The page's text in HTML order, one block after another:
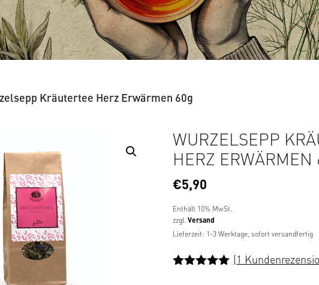
Kräutertee Herz Erwärmen 60g
WURZELSEPP
HERZ ERWÄRMEN
€5,90
Enthält 10% MwSt.
zzgl. Versand
Lieferzeit: 1-3 Werktage, sofort versandfertig
(1